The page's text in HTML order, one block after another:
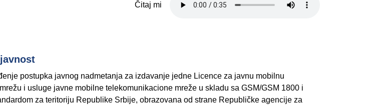
Čitaj mi
postupka javnog nadmetanja za izdavanje jedne Licence za javnu mobilnu
i usluge javne mobilne telekomunikacione mreže u skladu sa GSM/GSM 1800 i
za teritoriju Republike Srbije, obrazovana od strane Republičke agencije za